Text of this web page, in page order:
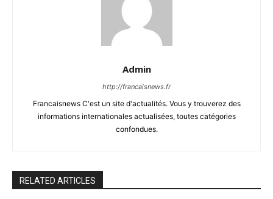
Admin
http://francaisnews.fr
Francaisnews C'est un site d'actualités. Vous y trouverez des
informations internationales actualisées, toutes catégories
confondues.
RELATED ARTICLES